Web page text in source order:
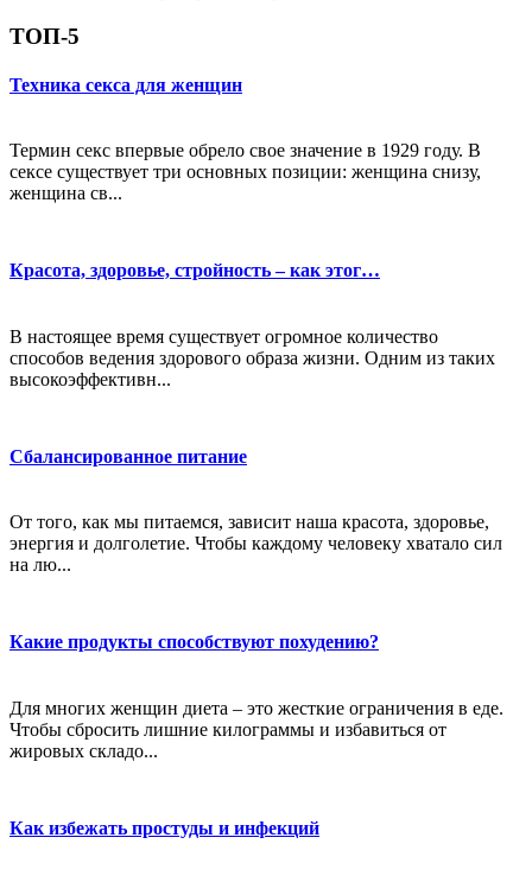
ТОП-5
Техника секса для женщин
Термин секс впервые обрело свое значение в 1929 году. В
сексе существует три основных позиции: женщина снизу,
женщина св...
Красота, здоровье, стройность – как этог…
В настоящее время существует огромное количество
способов ведения здорового образа жизни. Одним из таких
высокоэффективн...
Сбалансированное питание
От того, как мы питаемся, зависит наша красота, здоровье,
энергия и долголетие. Чтобы каждому человеку хватало сил
на лю...
Какие продукты способствуют похудению?
Для многих женщин диета – это жесткие ограничения в еде.
Чтобы сбросить лишние килограммы и избавиться от
жировых складо...
Как избежать простуды и инфекций